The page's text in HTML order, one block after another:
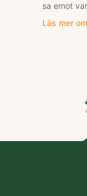
sa emot
Läs mer om